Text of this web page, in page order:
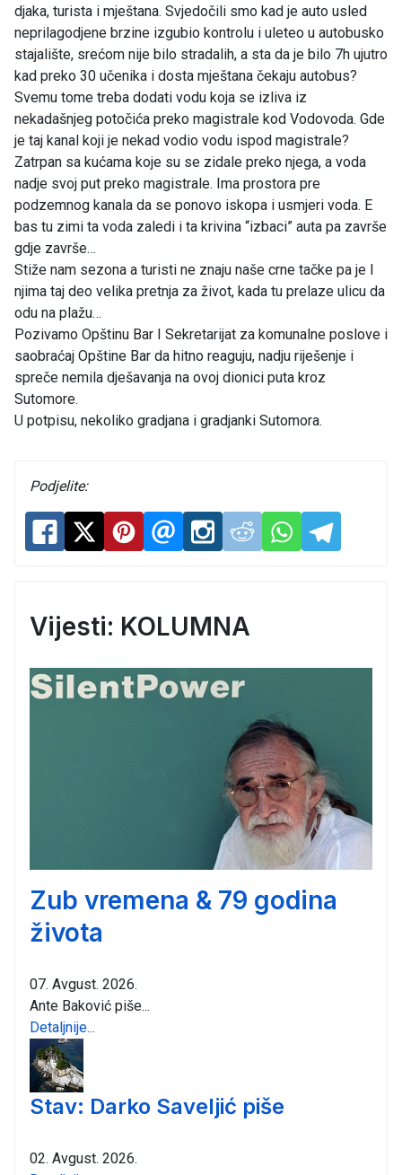
djaka, turista i mještana. Svjedočili smo kad je auto usled
neprilagodjene brzine izgubio kontrolu i uleteo u autobusko
stajalište, srećom nije bilo stradalih, a sta da je bilo 7h ujutro
kad preko 30 učenika i dosta mještana čekaju autobus?
Svemu tome treba dodati vodu koja se izliva iz
nekadašnjeg potočića preko magistrale kod Vodovoda. Gde
je taj kanal koji je nekad vodio vodu ispod magistrale?
Zatrpan sa kućama koje su se zidale preko njega, a voda
nadje svoj put preko magistrale. Ima prostora pre
podzemnog kanala da se ponovo iskopa i usmjeri voda. E
bas tu zimi ta voda zaledi i ta krivina “izbaci” auta pa završe
gdje završe…
Stiže nam sezona a turisti ne znaju naše crne tačke pa je I
njima taj deo velika pretnja za život, kada tu prelaze ulicu da
odu na plažu…
Pozivamo Opštinu Bar I Sekretarijat za komunalne poslove i
saobraćaj Opštine Bar da hitno reaguju, nadju riješenje i
spreče nemila dješavanja na ovoj dionici puta kroz
Sutomore.
U potpisu, nekoliko gradjana i gradjanki Sutomora.
Podjelite:
Vijesti: KOLUMNA
Zub vremena & 79 godina
života
07. Avgust. 2026.
Ante Baković piše...
Detaljnije...
Stav: Darko Saveljić piše
02. Avgust. 2026.